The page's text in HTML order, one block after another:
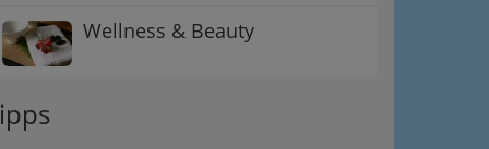
Wellness & Beauty